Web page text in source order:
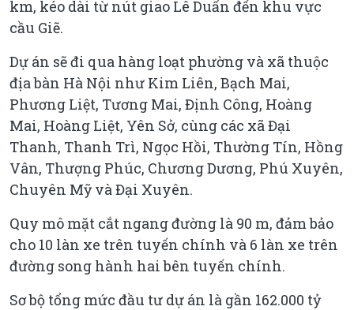
km, kéo dài từ nút giao Lê Duẩn đến khu vực
cầu Giẽ.
Dự án sẽ đi qua hàng loạt phường và xã thuộc
địa bàn Hà Nội như Kim Liên, Bạch Mai,
Phương Liệt, Tương Mai, Định Công, Hoàng
Mai, Hoàng Liệt, Yên Sở, cùng các xã Đại
Thanh, Thanh Trì, Ngọc Hồi, Thường Tín, Hồng
Vân, Thượng Phúc, Chương Dương, Phú Xuyên,
Chuyên Mỹ và Đại Xuyên.
Quy mô mặt cắt ngang đường là 90 m, đảm bảo
cho 10 làn xe trên tuyến chính và 6 làn xe trên
đường song hành hai bên tuyến chính.
Sơ bộ tổng mức đầu tư dự án là gần 162.000 tỷ